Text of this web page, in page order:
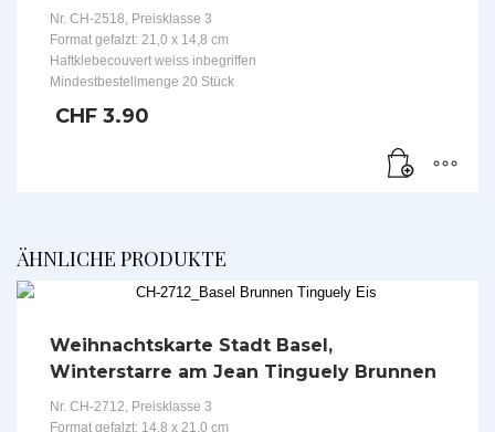
Nr. CH-2518, Preisklasse 3
Format gefalzt: 21,0 x 14,8 cm
Haftklebecouvert weiss inbegriffen
Mindestbestellmenge 20 Stück
CHF 3.90
ÄHNLICHE PRODUKTE
Weihnachtskarte Stadt Basel,
Winterstarre am Jean Tinguely Brunnen
Nr. CH-2712, Preisklasse 3
Format gefalzt: 14,8 x 21,0 cm